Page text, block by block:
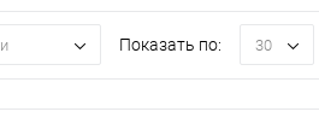
Показать по: 30